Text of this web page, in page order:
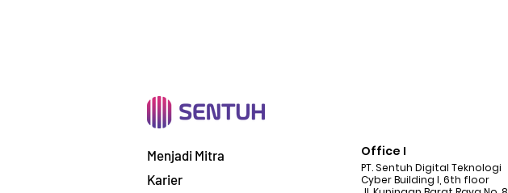
Menjadi Mitra
Karier
Office I
PT. Sentuh Digital Teknologi
Cyber Building I, 6th floor